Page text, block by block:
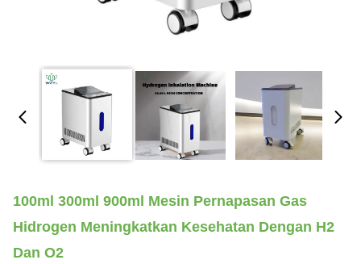
100ml 300ml 900ml Mesin Pernapasan Gas
Hidrogen Meningkatkan Kesehatan Dengan H2
Dan O2